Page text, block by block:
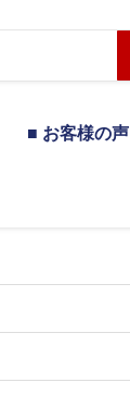
■ お客様の声